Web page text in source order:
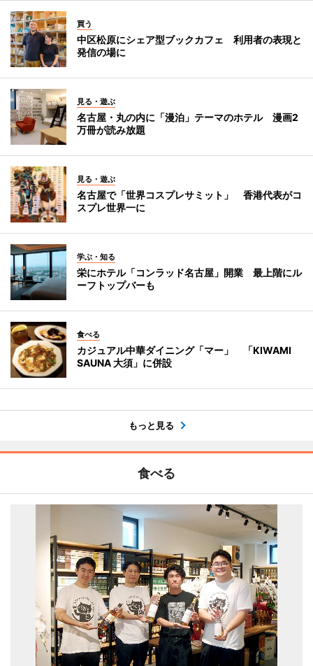
買う
中区松原にシェア型ブックカフェ 利用者の表現と
発信の場に
見る・遊ぶ
名古屋・丸の内に「漫泊」テーマのホテル 漫画2
万冊が読み放題
見る・遊ぶ
名古屋で「世界コスプレサミット」 香港代表がコ
スプレ世界一に
学ぶ・知る
栄にホテル「コンラッド名古屋」開業 最上階にル
ーフトップバーも
食べる
カジュアル中華ダイニング「マー」 「KIWAMI
SAUNA 大須」に併設
もっと見る
食べる